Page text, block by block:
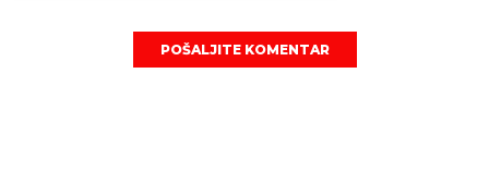
POŠALJITE KOMENTAR